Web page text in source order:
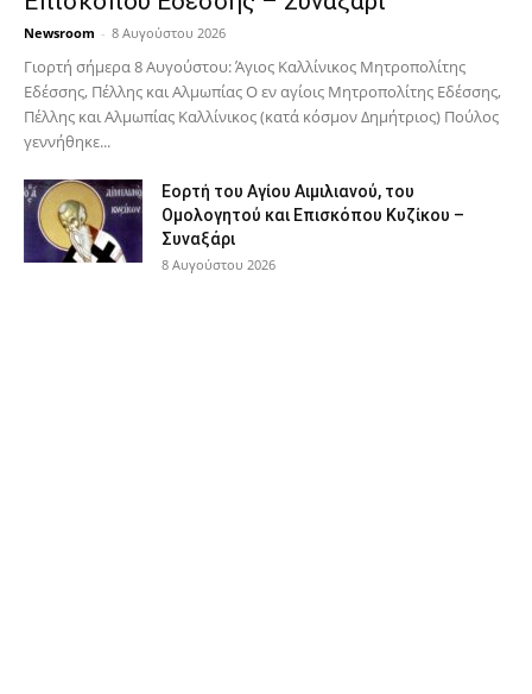
Newsroom - 8 Αυγούστου 2026
Γιορτή σήμερα 8 Αυγούστου: Άγιος Καλλίνικος Μητροπολίτης
Εδέσσης, Πέλλης και Αλμωπίας Ο εν αγίοις Μητροπολίτης Εδέσσης,
Πέλλης και Αλμωπίας Καλλίνικος (κατά κόσμον Δημήτριος) Πούλος
γεννήθηκε...
Εορτή του Αγίου Αιμιλιανού, του
Ομολογητού και Επισκόπου Κυζίκου –
Συναξάρι
8 Αυγούστου 2026